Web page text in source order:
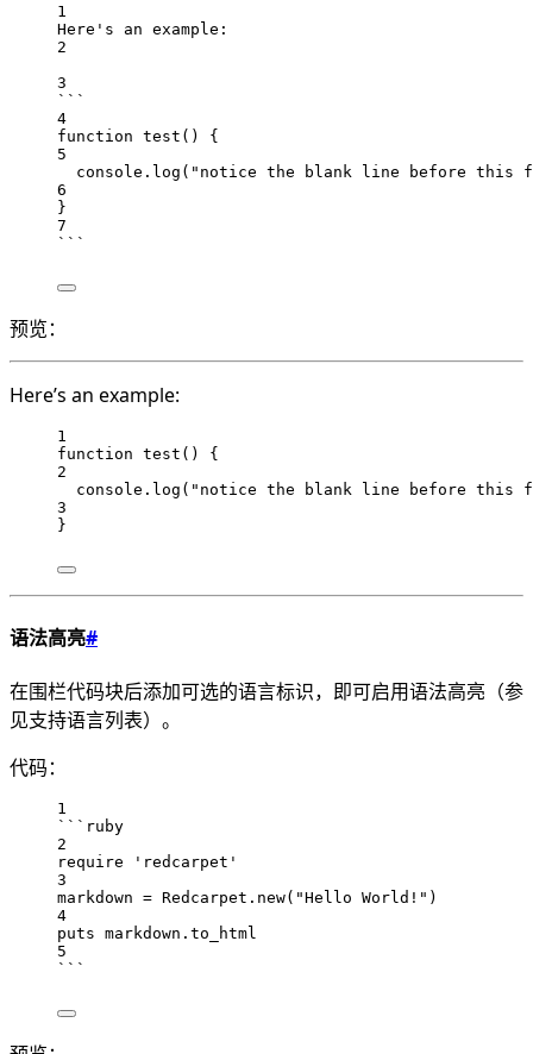
1
Here's an example:
2
3
```
4
function test() {
5
console.log("notice the blank line before this
6
}
7
```
预览：
Here’s an example:
1
function test() {
2
console.log("notice the blank line before this
3
}
语法高亮#
在围栏代码块后添加可选的语言标识，即可启用语法高亮（参
见支持语言列表）。
代码：
1
```ruby
2
require 'redcarpet'
3
markdown = Redcarpet.new("Hello World!")
4
puts markdown.to_html
5
```